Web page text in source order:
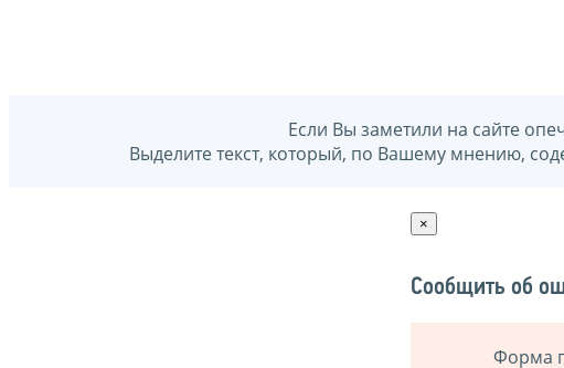
Если Вы заметили на сайте
Выделите текст, который, по Вашему мнению,
×
Сообщить об
Форма